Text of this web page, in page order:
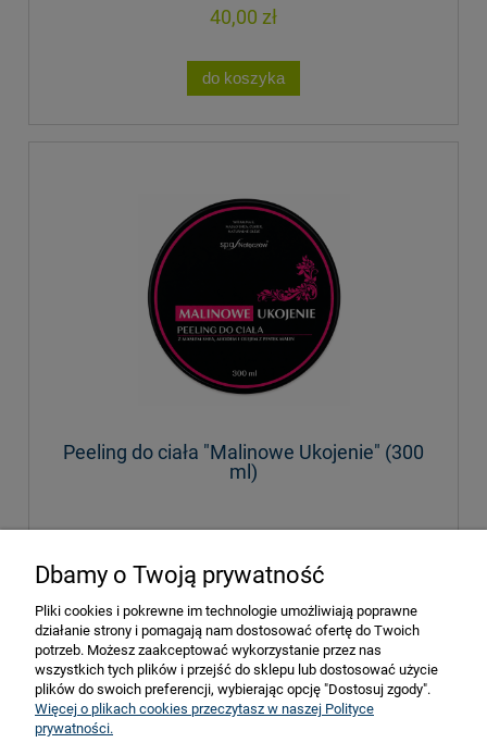
40,00 zł
do koszyka
Peeling do ciała "Malinowe Ukojenie" (300
ml)
do koszyka
Dbamy o Twoją prywatność
Pliki cookies i pokrewne im technologie umożliwiają poprawne
działanie strony i pomagają nam dostosować ofertę do Twoich
potrzeb. Możesz zaakceptować wykorzystanie przez nas
wszystkich tych plików i przejść do sklepu lub dostosować użycie
plików do swoich preferencji, wybierając opcję "Dostosuj zgody".
Więcej o plikach cookies przeczytasz w naszej Polityce
prywatności.